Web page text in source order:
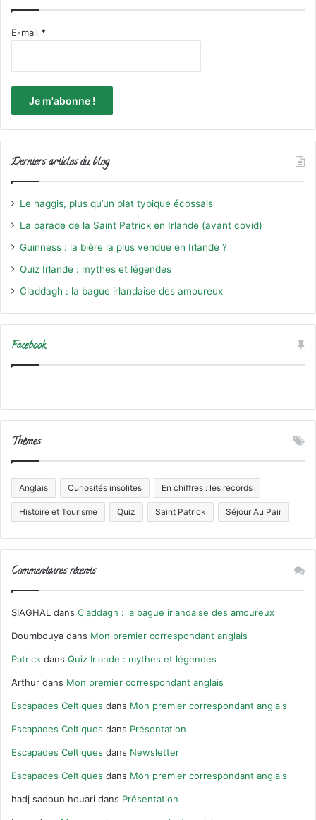
E-mail *
Derniers articles du blog
Le haggis, plus qu’un plat typique écossais
La parade de la Saint Patrick en Irlande (avant covid)
Guinness : la bière la plus vendue en Irlande ?
Quiz Irlande : mythes et légendes
Claddagh : la bague irlandaise des amoureux
Facebook
Thèmes
Anglais Curiosités insolites En chiffres : les records
Histoire et Tourisme Quiz Saint Patrick Séjour Au Pair
Commentaires récents
SIAGHAL dans Claddagh : la bague irlandaise des amoureux
Doumbouya dans Mon premier correspondant anglais
Patrick dans Quiz Irlande : mythes et légendes
Arthur dans Mon premier correspondant anglais
Escapades Celtiques dans Mon premier correspondant anglais
Escapades Celtiques dans Présentation
Escapades Celtiques dans Newsletter
Escapades Celtiques dans Mon premier correspondant anglais
hadj sadoun houari dans Présentation